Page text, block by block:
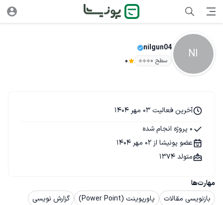
NI
nilgun04
سطح ۰ 0
مهارت‌ها
بازنویسی مقالات
پاورپوینت (Power Point)
گزارش نویسی
آخرین فعالیت 03 مهر 1404
0 پروژه انجام شده
عضو پونیشا از 02 مهر 1404
متولد 1374